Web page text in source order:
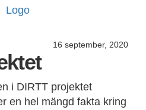
16 september, 2020
i DIRTT projektet
en hel mängd fakta kring